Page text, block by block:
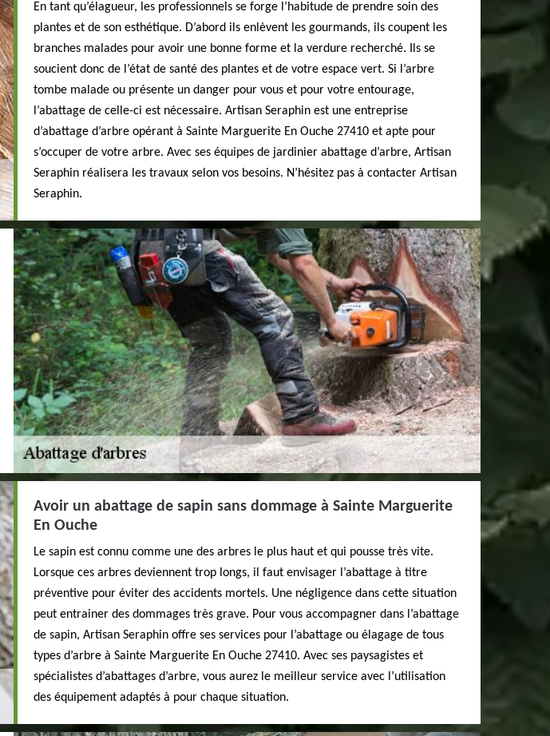
En tant qu’élagueur, les professionnels se forge l’habitude de prendre soin des
plantes et de son esthétique. D’abord ils enlèvent les gourmands, ils coupent les
branches malades pour avoir une bonne forme et la verdure recherché. Ils se
soucient donc de l’état de santé des plantes et de votre espace vert. Si l’arbre
tombe malade ou présente un danger pour vous et pour votre entourage,
l’abattage de celle-ci est nécessaire. Artisan Seraphin est une entreprise
d’abattage d’arbre opérant à Sainte Marguerite En Ouche 27410 et apte pour
s’occuper de votre arbre. Avec ses équipes de jardinier abattage d’arbre, Artisan
Seraphin réalisera les travaux selon vos besoins. N’hésitez pas à contacter Artisan
Seraphin.
Avoir un abattage de sapin sans dommage à Sainte Marguerite
En Ouche
Le sapin est connu comme une des arbres le plus haut et qui pousse très vite.
Lorsque ces arbres deviennent trop longs, il faut envisager l’abattage à titre
préventive pour éviter des accidents mortels. Une négligence dans cette situation
peut entrainer des dommages très grave. Pour vous accompagner dans l’abattage
de sapin, Artisan Seraphin offre ses services pour l’abattage ou élagage de tous
types d’arbre à Sainte Marguerite En Ouche 27410. Avec ses paysagistes et
spécialistes d’abattages d’arbre, vous aurez le meilleur service avec l’utilisation
des équipement adaptés à pour chaque situation.